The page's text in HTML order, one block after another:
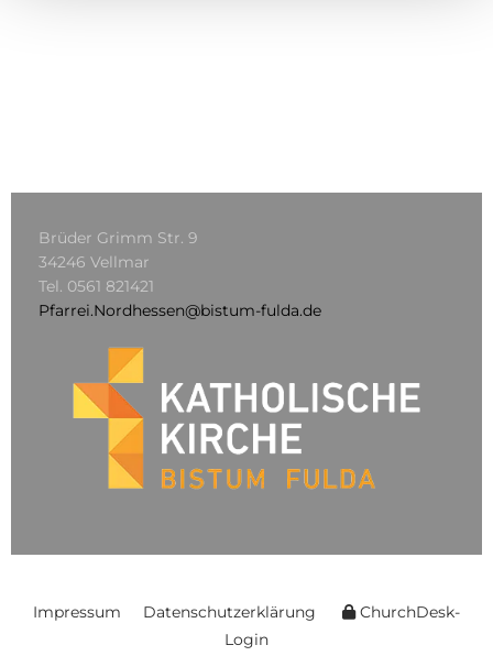
Brüder Grimm Str. 9
34246 Vellmar
Tel. 0561 821421
Pfarrei.Nordhessen@bistum-fulda.de
Impressum Datenschutzerklärung
ChurchDesk-
Login